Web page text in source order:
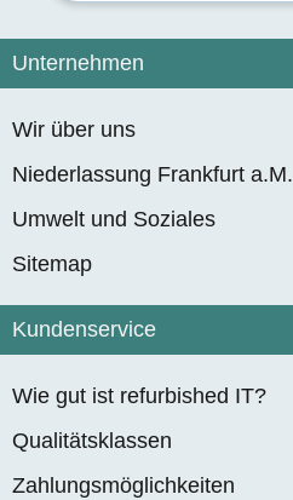
Unternehmen
Wir über uns
Niederlassung Frankfurt a.M.
Umwelt und Soziales
Sitemap
Kundenservice
Wie gut ist refurbished IT?
Qualitätsklassen
Zahlungsmöglichkeiten